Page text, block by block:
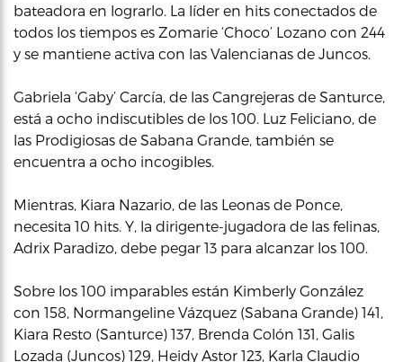
bateadora en lograrlo. La líder en hits conectados de
todos los tiempos es Zomarie ‘Choco’ Lozano con 244
y se mantiene activa con las Valencianas de Juncos.
Gabriela ‘Gaby’ Carcía, de las Cangrejeras de Santurce,
está a ocho indiscutibles de los 100. Luz Feliciano, de
las Prodigiosas de Sabana Grande, también se
encuentra a ocho incogibles.
Mientras, Kiara Nazario, de las Leonas de Ponce,
necesita 10 hits. Y, la dirigente-jugadora de las felinas,
Adrix Paradizo, debe pegar 13 para alcanzar los 100.
Sobre los 100 imparables están Kimberly González
con 158, Normangeline Vázquez (Sabana Grande) 141,
Kiara Resto (Santurce) 137, Brenda Colón 131, Galis
Lozada (Juncos) 129, Heidy Astor 123, Karla Claudio